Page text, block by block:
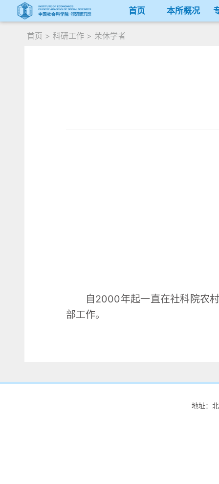
首页 本所概况
首页 > 科研工作 > 荣休学者
自2000年起一直在社科院农
部工作。
地址：